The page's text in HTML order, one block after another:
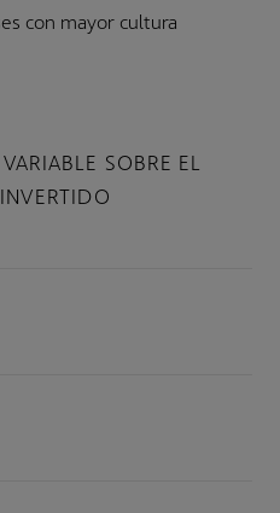
con mayor cultura
SOBRE EL